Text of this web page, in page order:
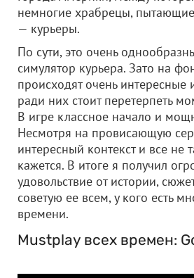
немногие храбрецы,
— курьеры.
По сути, это очень
симулятор курьера. Зато на
происходят очень интересные
ради них стоит перетерпеть
В игре классное начало и
Несмотря на провисающую
интересный контекст и все не
кажется. В итоге я получил
удовольствие от истории,
советую ее всем, у кого есть
времени.
Mustplay всех времен: